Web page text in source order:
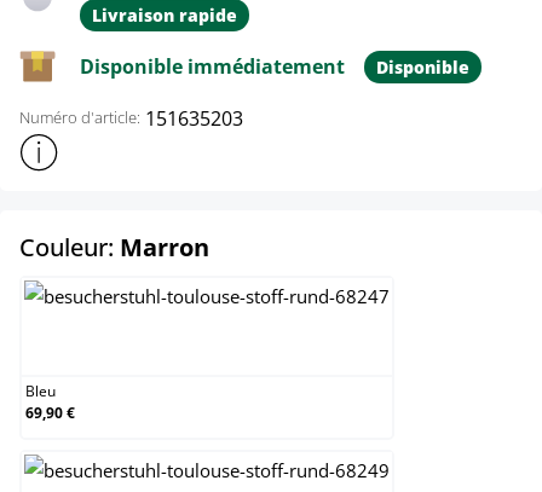
Livraison rapide
Disponible immédiatement Disponible
Numéro d'article: 151635203
Afficher plus d'informations sur le produit
Couleur: Marron
Bleu
69,90 €